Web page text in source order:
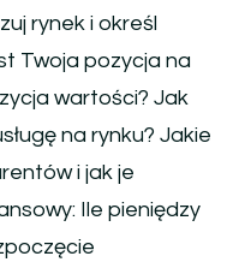
rynek i określ
Twoja pozycja na
wartości? Jak
na rynku? Jakie
i jak je
Ile pieniędzy